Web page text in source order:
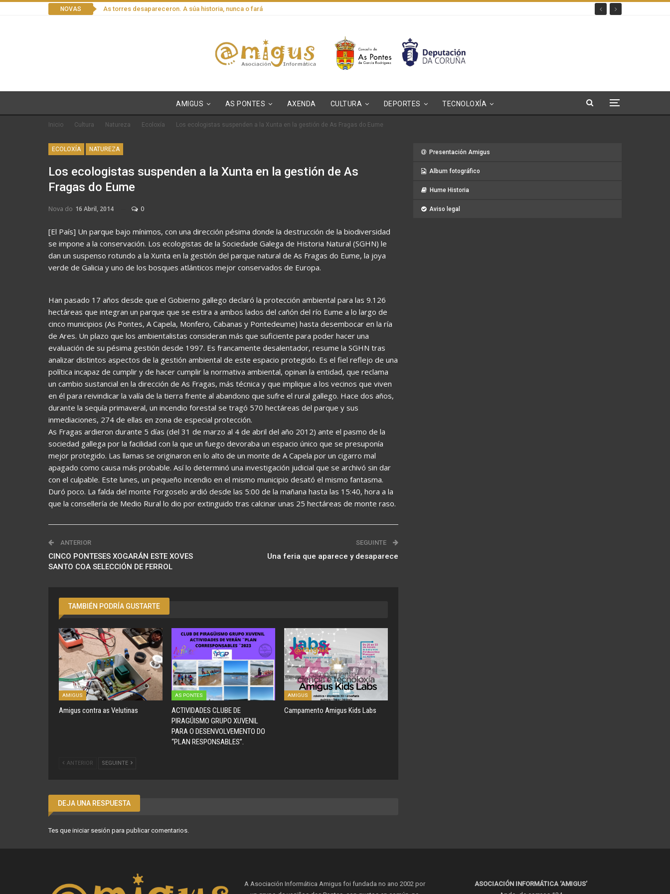
NOVAS As torres desapareceron. A súa historia, nunca o fará
AMIGUS AS PONTES AXENDA CULTURA DEPORTES TECNOLOXÍA
Inicio Cultura Natureza Ecoloxía Los ecologistas suspenden a la Xunta en la gestión de As Fragas do Eume
ECOLOXÍA NATUREZA
Los ecologistas suspenden a la Xunta en la gestión de As
Fragas do Eume
Nova do 16 Abril, 2014 0
[El País] Un parque bajo mínimos, con una dirección pésima donde la destrucción de la biodiversidad
se impone a la conservación. Los ecologistas de la Sociedade Galega de Historia Natural (SGHN) le
dan un suspenso rotundo a la Xunta en la gestión del parque natural de As Fragas do Eume, la joya
verde de Galicia y uno de los bosques atlánticos mejor conservados de Europa.
Han pasado 17 años desde que el Gobierno gallego declaró la protección ambiental para las 9.126
hectáreas que integran un parque que se estira a ambos lados del cañón del río Eume a lo largo de
cinco municipios (As Pontes, A Capela, Monfero, Cabanas y Pontedeume) hasta desembocar en la ría
de Ares. Un plazo que los ambientalistas consideran más que suficiente para poder hacer una
evaluación de su pésima gestión desde 1997. Es francamente desalentador, resume la SGHN tras
analizar distintos aspectos de la gestión ambiental de este espacio protegido. Es el fiel reflejo de una
política incapaz de cumplir y de hacer cumplir la normativa ambiental, opinan la entidad, que reclama
un cambio sustancial en la dirección de As Fragas, más técnica y que implique a los vecinos que viven
en él para reivindicar la valía de la tierra frente al abandono que sufre el rural gallego. Hace dos años,
durante la sequía primaveral, un incendio forestal se tragó 570 hectáreas del parque y sus
inmediaciones, 274 de ellas en zona de especial protección.
As Fragas ardieron durante 5 días (del 31 de marzo al 4 de abril del año 2012) ante el pasmo de la
sociedad gallega por la facilidad con la que un fuego devoraba un espacio único que se presuponía
mejor protegido. Las llamas se originaron en lo alto de un monte de A Capela por un cigarro mal
apagado como causa más probable. Así lo determinó una investigación judicial que se archivó sin dar
con el culpable. Este lunes, un pequeño incendio en el mismo municipio desató el mismo fantasma.
Duró poco. La falda del monte Forgoselo ardió desde las 5:00 de la mañana hasta las 15:40, hora a la
que la consellería de Medio Rural lo dio por extinguido tras calcinar unas 25 hectáreas de monte raso.
ANTERIOR
CINCO PONTESES XOGARÁN ESTE XOVES
SANTO COA SELECCIÓN DE FERROL
SEGUINTE
Una feria que aparece y desaparece
TAMBIÉN PODRÍA GUSTARTE
AMIGUS
Amigus contra as Velutinas
AS PONTES
ACTIVIDADES CLUBE DE
PIRAGÚISMO GRUPO XUVENIL
PARA O DESENVOLVEMENTO DO
“PLAN RESPONSABLES”.
AMIGUS
Campamento Amigus Kids Labs
ANTERIOR SEGUINTE
DEJA UNA RESPUESTA
Tes que iniciar sesión para publicar comentarios.
Presentación Amigus
Album fotográfico
Hume Historia
Aviso legal
A Asociación Informática Amigus foi fundada no ano 2002 por
ASOCIACIÓN INFORMÁTICA ‘AMIGUS’